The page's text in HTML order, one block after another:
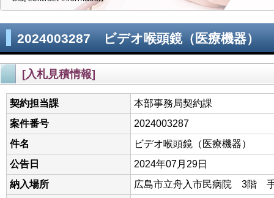
2024003287 ビデオ喉頭鏡（医療機器）
[入札見積情報]
契約担当課
本部事務局契約課
案件番号
2024003287
件名
ビデオ喉頭鏡（医療機器）
公告日
2024年07月29日
納入場所
広島市立舟入市民病院 3階